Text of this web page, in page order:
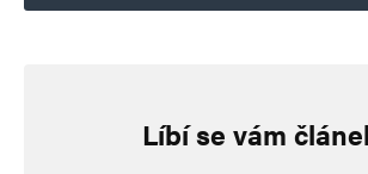
Vaše e-mailová adresa nebude zveřejněna.
Líbí se vám